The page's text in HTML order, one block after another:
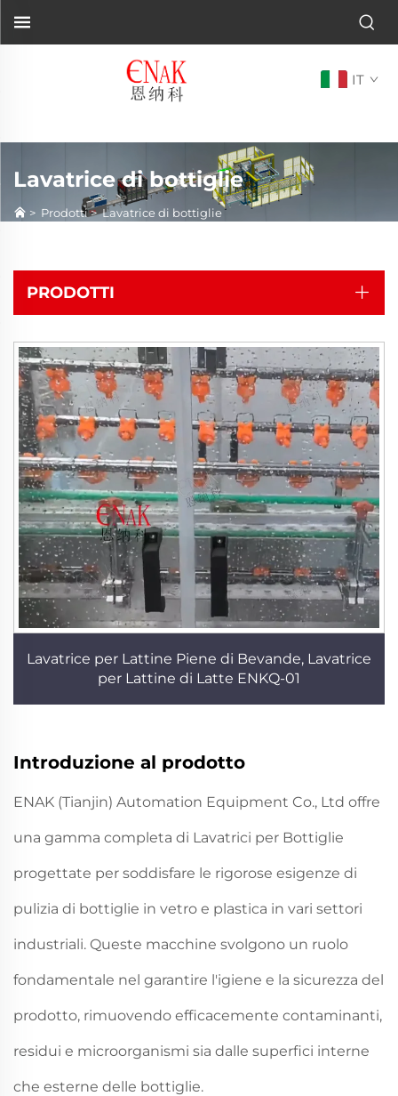
IT
Lavatrice di bottiglie
> Prodotti>Lavatrice di bottiglie
PRODOTTI
Lavatrice per Lattine Piene di Bevande, Lavatrice
per Lattine di Latte ENKQ-01
Introduzione al prodotto
ENAK (Tianjin) Automation Equipment Co., Ltd offre
una gamma completa di Lavatrici per Bottiglie
progettate per soddisfare le rigorose esigenze di
pulizia di bottiglie in vetro e plastica in vari settori
industriali. Queste macchine svolgono un ruolo
fondamentale nel garantire l'igiene e la sicurezza del
prodotto, rimuovendo efficacemente contaminanti,
residui e microorganismi sia dalle superfici interne
che esterne delle bottiglie.